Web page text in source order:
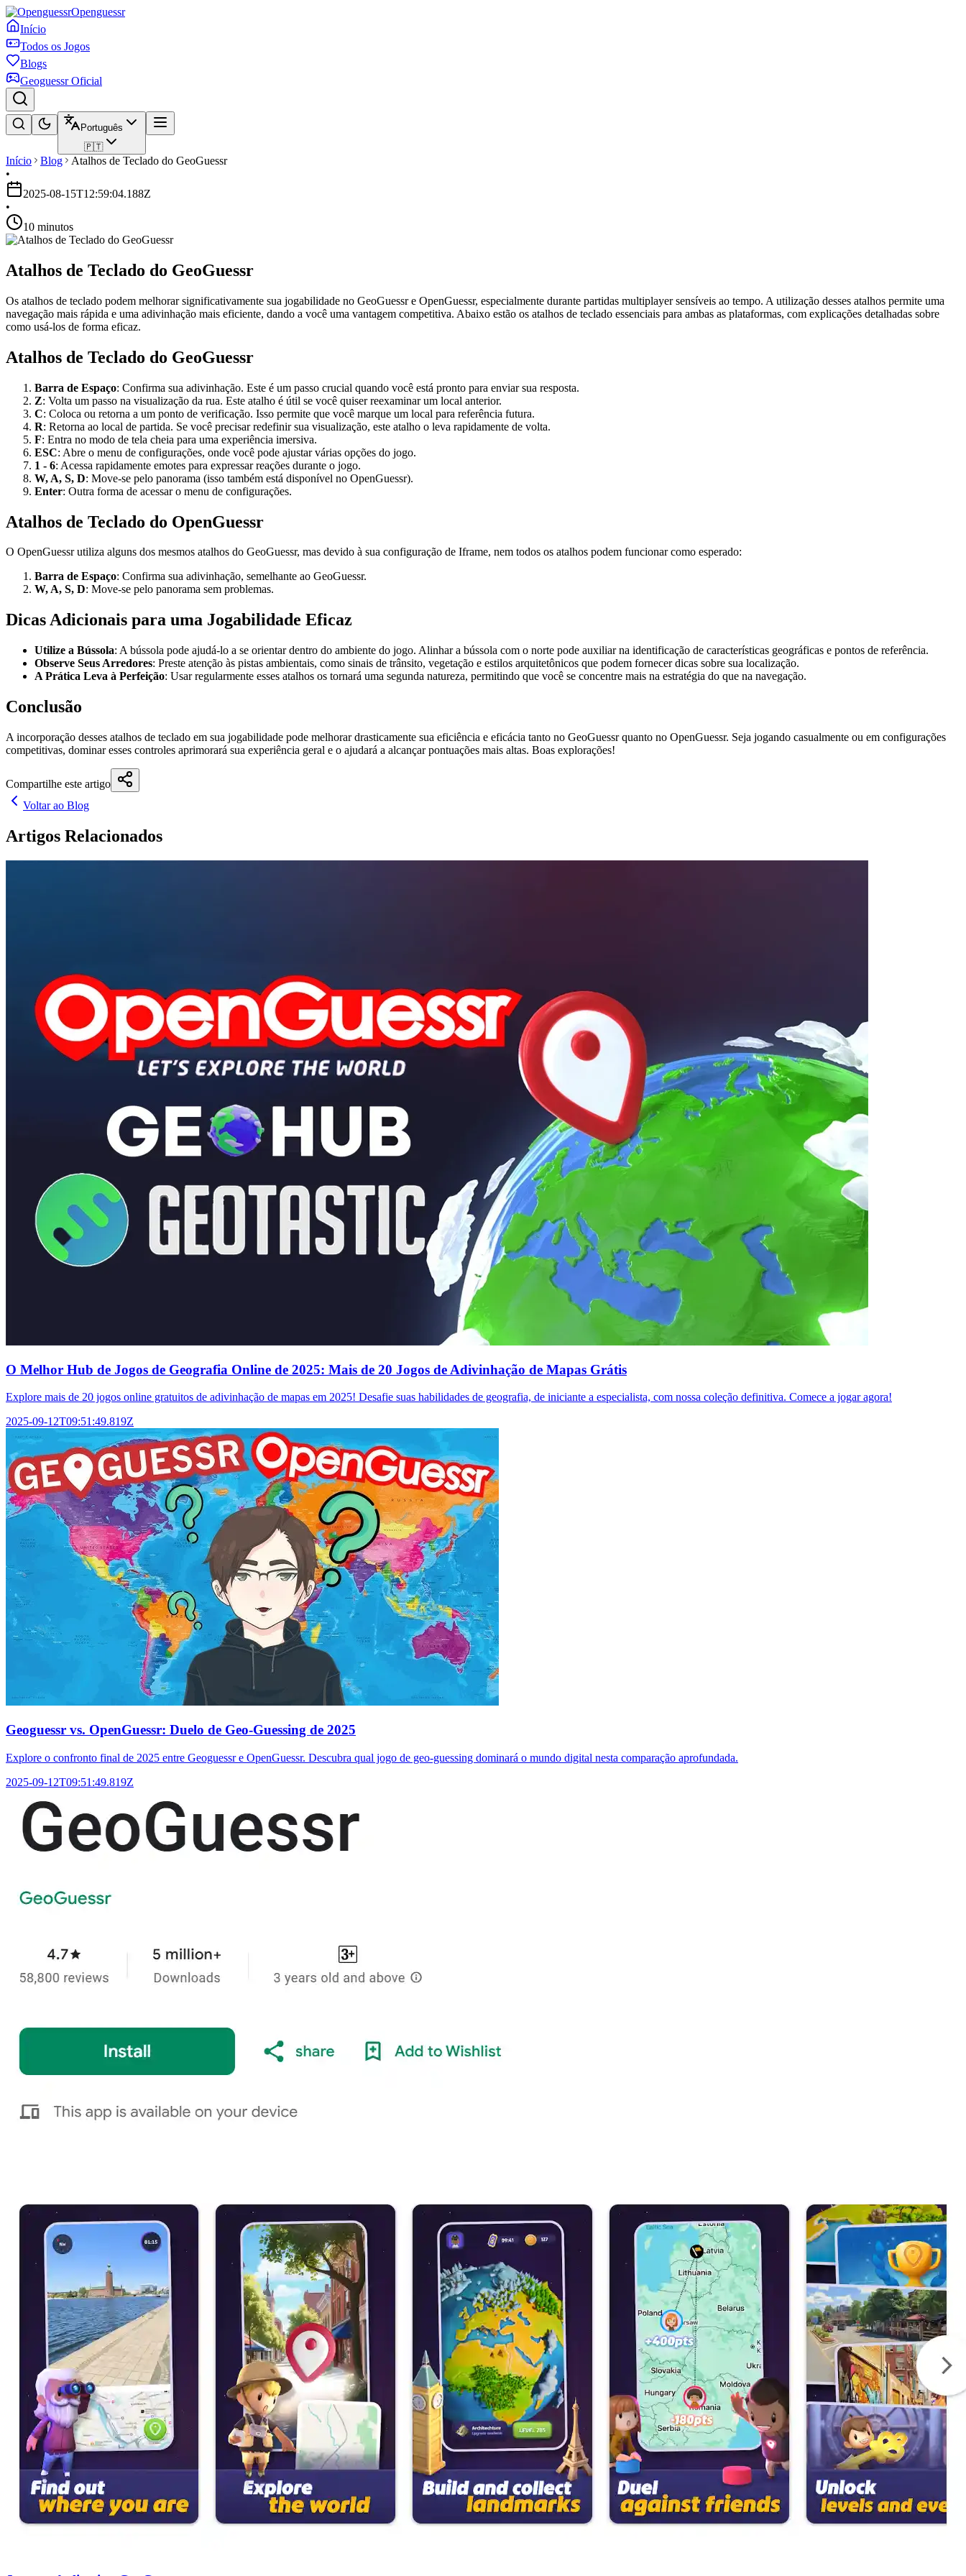
Openguessr
Início
Todos os Jogos
Blogs
Geoguessr Oficial
Português
🇵🇹
Início Blog
Atalhos de Teclado do GeoGuessr
•
2025-08-15T12:59:04.188Z
•
10 minutos
Atalhos de Teclado do GeoGuessr
Os atalhos de teclado podem melhorar significativamente sua jogabilidade no GeoGuessr e OpenGuessr, especialmente durante partidas multiplayer sensíveis ao tempo. A utilização desses atalhos permite uma
navegação mais rápida e uma adivinhação mais eficiente, dando a você uma vantagem competitiva. Abaixo estão os atalhos de teclado essenciais para ambas as plataformas, com explicações detalhadas sobre
como usá-los de forma eficaz.
Atalhos de Teclado do GeoGuessr
Barra de Espaço: Confirma sua adivinhação. Este é um passo crucial quando você está pronto para enviar sua resposta.
Z: Volta um passo na visualização da rua. Este atalho é útil se você quiser reexaminar um local anterior.
C: Coloca ou retorna a um ponto de verificação. Isso permite que você marque um local para referência futura.
R: Retorna ao local de partida. Se você precisar redefinir sua visualização, este atalho o leva rapidamente de volta.
F: Entra no modo de tela cheia para uma experiência imersiva.
ESC: Abre o menu de configurações, onde você pode ajustar várias opções do jogo.
1 - 6: Acessa rapidamente emotes para expressar reações durante o jogo.
W, A, S, D: Move-se pelo panorama (isso também está disponível no OpenGuessr).
Enter: Outra forma de acessar o menu de configurações.
Atalhos de Teclado do OpenGuessr
O OpenGuessr utiliza alguns dos mesmos atalhos do GeoGuessr, mas devido à sua configuração de Iframe, nem todos os atalhos podem funcionar como esperado:
Barra de Espaço: Confirma sua adivinhação, semelhante ao GeoGuessr.
W, A, S, D: Move-se pelo panorama sem problemas.
Dicas Adicionais para uma Jogabilidade Eficaz
Utilize a Bússola: A bússola pode ajudá-lo a se orientar dentro do ambiente do jogo. Alinhar a bússola com o norte pode auxiliar na identificação de características geográficas e pontos de referência.
Observe Seus Arredores: Preste atenção às pistas ambientais, como sinais de trânsito, vegetação e estilos arquitetônicos que podem fornecer dicas sobre sua localização.
A Prática Leva à Perfeição: Usar regularmente esses atalhos os tornará uma segunda natureza, permitindo que você se concentre mais na estratégia do que na navegação.
Conclusão
A incorporação desses atalhos de teclado em sua jogabilidade pode melhorar drasticamente sua eficiência e eficácia tanto no GeoGuessr quanto no OpenGuessr. Seja jogando casualmente ou em configurações
competitivas, dominar esses controles aprimorará sua experiência geral e o ajudará a alcançar pontuações mais altas. Boas explorações!
Compartilhe este artigo
Voltar ao Blog
Artigos Relacionados
O Melhor Hub de Jogos de Geografia Online de 2025: Mais de 20 Jogos de Adivinhação de Mapas Grátis
Explore mais de 20 jogos online gratuitos de adivinhação de mapas em 2025! Desafie suas habilidades de geografia, de iniciante a especialista, com nossa coleção definitiva. Comece a jogar agora!
2025-09-12T09:51:49.819Z
Geoguessr vs. OpenGuessr: Duelo de Geo-Guessing de 2025
Explore o confronto final de 2025 entre Geoguessr e OpenGuessr. Descubra qual jogo de geo-guessing dominará o mundo digital nesta comparação aprofundada.
2025-09-12T09:51:49.819Z